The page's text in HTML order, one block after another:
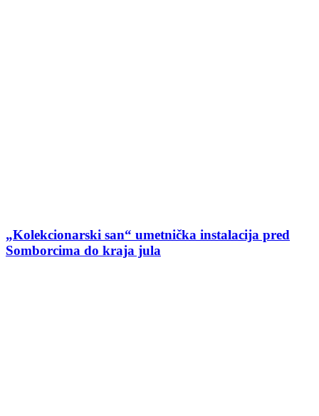
„Kolekcionarski san“ umetnička instalacija pred
Somborcima do kraja jula